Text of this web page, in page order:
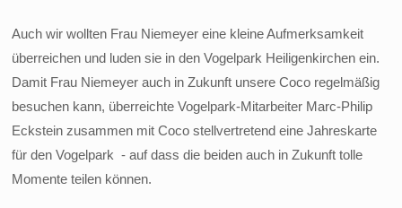
Auch wir wollten Frau Niemeyer eine kleine Aufmerksamkeit
überreichen und luden sie in den Vogelpark Heiligenkirchen ein.
Damit Frau Niemeyer auch in Zukunft unsere Coco regelmäßig
besuchen kann, überreichte Vogelpark-Mitarbeiter Marc-Philip
Eckstein zusammen mit Coco stellvertretend eine Jahreskarte
für den Vogelpark - auf dass die beiden auch in Zukunft tolle
Momente teilen können.